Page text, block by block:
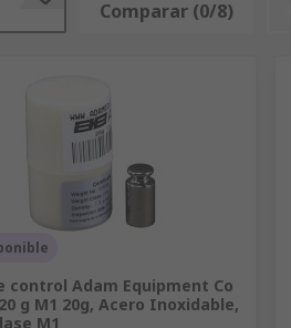
Comparar (0/8)
control Adam Equipment Co
g M1 20g, Acero Inoxidable,
M1